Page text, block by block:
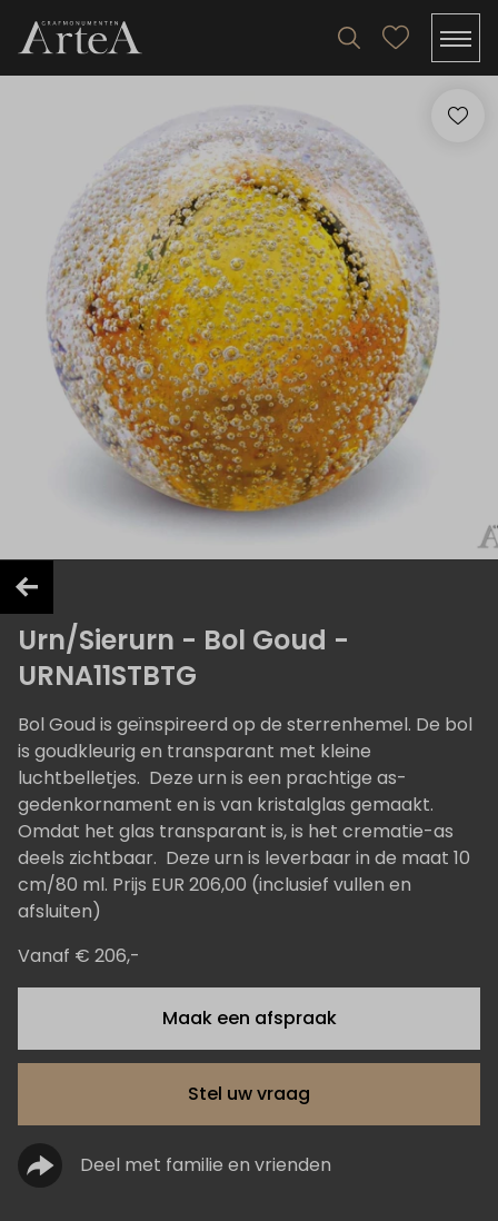
Urn/Sierurn - Bol Goud -
URNA11STBTG
Bol Goud is geïnspireerd op de sterrenhemel. De bol
is goudkleurig en transparant met kleine
luchtbelletjes. Deze urn is een prachtige as-
gedenkornament en is van kristalglas gemaakt.
Omdat het glas transparant is, is het crematie-as
deels zichtbaar. Deze urn is leverbaar in de maat 10
cm/80 ml. Prijs EUR 206,00 (inclusief vullen en
afsluiten)
Vanaf € 206,-
Maak een afspraak
Stel uw vraag
Deel met familie en vrienden